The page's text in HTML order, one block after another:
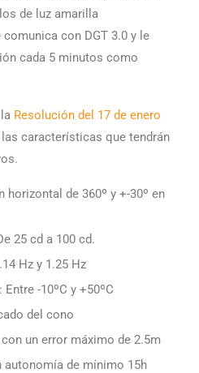
de luz amarilla
con DGT 3.0 y le
cada 5 minutos como
Resolución del 17 de enero
características que tendrán
horizontal de 360º y +-30º en
25 cd a 100 cd.
Hz y 1.25 Hz
-10ºC y +50ºC
del cono
un error máximo de 2.5m
autonomía de mínimo 15h